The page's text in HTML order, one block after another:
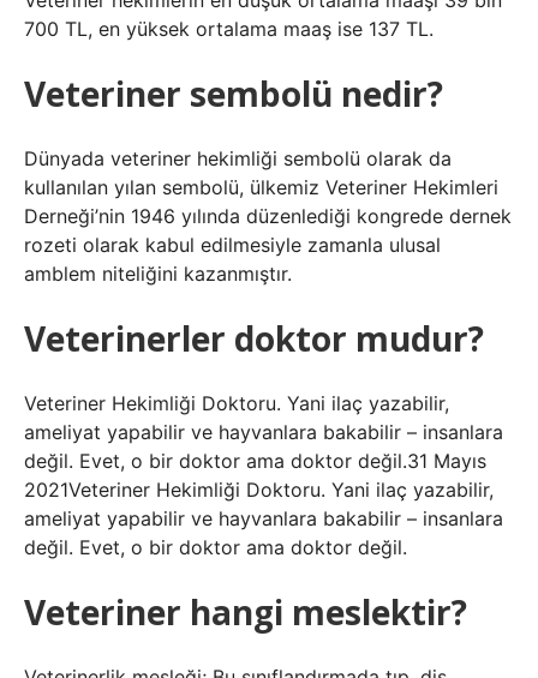
700 TL, en yüksek ortalama maaş ise 137 TL.
Veteriner sembolü nedir?
Dünyada veteriner hekimliği sembolü olarak da
kullanılan yılan sembolü, ülkemiz Veteriner Hekimleri
Derneği’nin 1946 yılında düzenlediği kongrede dernek
rozeti olarak kabul edilmesiyle zamanla ulusal
amblem niteliğini kazanmıştır.
Veterinerler doktor mudur?
Veteriner Hekimliği Doktoru. Yani ilaç yazabilir,
ameliyat yapabilir ve hayvanlara bakabilir – insanlara
değil. Evet, o bir doktor ama doktor değil.31 Mayıs
2021Veteriner Hekimliği Doktoru. Yani ilaç yazabilir,
ameliyat yapabilir ve hayvanlara bakabilir – insanlara
değil. Evet, o bir doktor ama doktor değil.
Veteriner hangi meslektir?